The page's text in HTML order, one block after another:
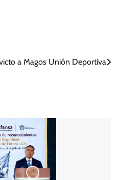
a Magos Unión Deportiva